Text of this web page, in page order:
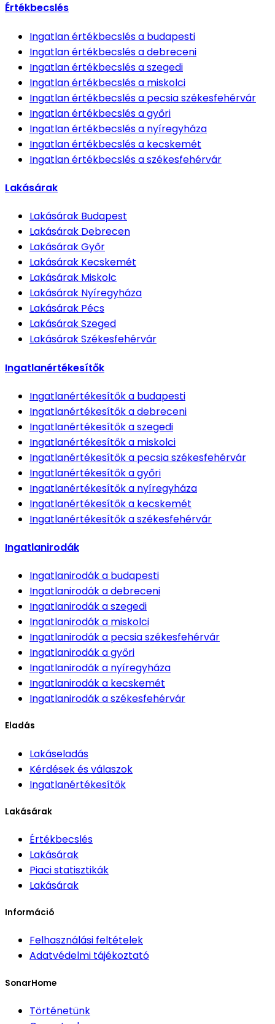
Értékbecslés
Ingatlan értékbecslésa budapesti
Ingatlan értékbecslésa debreceni
Ingatlan értékbecslésa szegedi
Ingatlan értékbecslésa miskolci
Ingatlan értékbecslésa pecsia székesfehérvár
Ingatlan értékbecslésa győri
Ingatlan értékbecslésa nyíregyháza
Ingatlan értékbecslésa kecskemét
Ingatlan értékbecslésa székesfehérvár
Lakásárak
Lakásárak Budapest
Lakásárak Debrecen
LakásárakGyőr
Lakásárak Kecskemét
Lakásárak Miskolc
Lakásárak Nyíregyháza
Lakásárak Pécs
LakásárakSzeged
LakásárakSzékesfehérvár
Ingatlanértékesítők
Ingatlanértékesítőka budapesti
Ingatlanértékesítőka debreceni
Ingatlanértékesítőka szegedi
Ingatlanértékesítőka miskolci
Ingatlanértékesítőka pecsia székesfehérvár
Ingatlanértékesítőka győri
Ingatlanértékesítőka nyíregyháza
Ingatlanértékesítőka kecskemét
Ingatlanértékesítőka székesfehérvár
Ingatlanirodák
Ingatlanirodáka budapesti
Ingatlanirodáka debreceni
Ingatlanirodáka szegedi
Ingatlanirodáka miskolci
Ingatlanirodáka pecsia székesfehérvár
Ingatlanirodáka győri
Ingatlanirodáka nyíregyháza
Ingatlanirodáka kecskemét
Ingatlanirodáka székesfehérvár
Eladás
Lakáseladás
Kérdések és válaszok
Ingatlanértékesítők
Lakásárak
Értékbecslés
Lakásárak
Piaci statisztikák
Lakásárak
Információ
Felhasználási feltételek
Adatvédelmi tájékoztató
SonarHome
Történetünk